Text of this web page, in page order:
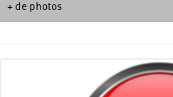
+ de photos